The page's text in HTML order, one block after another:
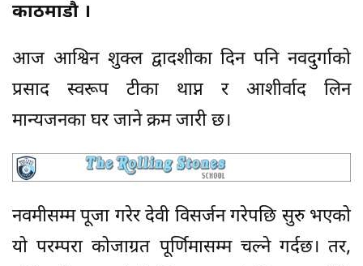
काठमाडौ ।
आज आश्विन शुक्ल द्वादशीका दिन पनि नवदुर्गाको
प्रसाद स्वरूप टीका थाप्न र आशीर्वाद लिन
मान्यजनका घर जाने क्रम जारी छ।
नवमीसम्म पूजा गरेर देवी विसर्जन गरेपछि सुरु भएको
यो परम्परा कोजाग्रत पूर्णिमासम्म चल्ने गर्दछ। तर,